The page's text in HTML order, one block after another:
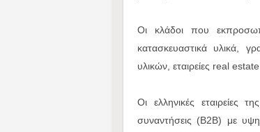
Οι κλάδοι που
κατασκευαστικά υλικά,
υλικών, εταιρείες real
Οι ελληνικές εταιρείες
συναντήσεις (Β2Β) με